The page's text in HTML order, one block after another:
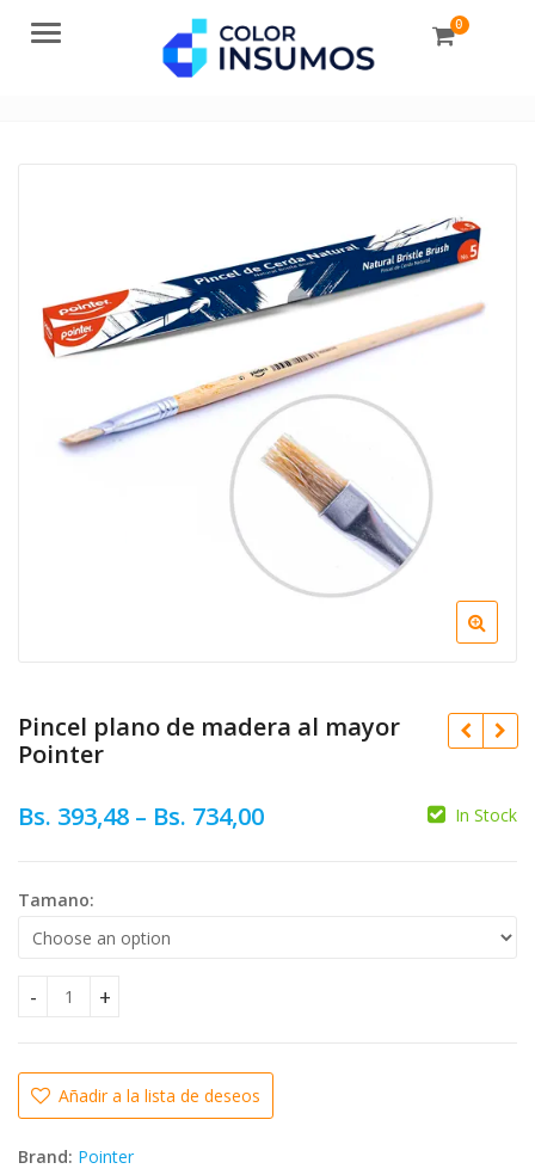
Menu 0
Pincel plano de madera al mayor
Pointer
Bs. 393,48 – Bs. 734,00 In Stock
Tamano:
Pincel plano de madera al mayor Pointer quantity
Añadir a la lista de deseos
Brand: Pointer